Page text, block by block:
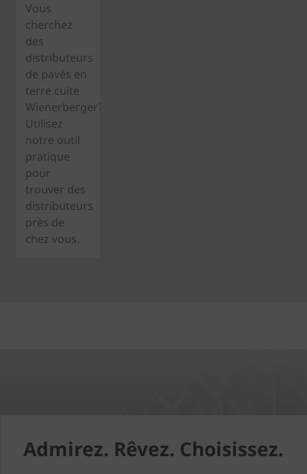
Vous
cherchez
des
distributeurs
de pavés en
terre cuite
Wienerberger?
Utilisez
notre outil
pratique
pour
trouver des
distributeurs
près de
chez vous.
Admirez. Rêvez. Choisissez.